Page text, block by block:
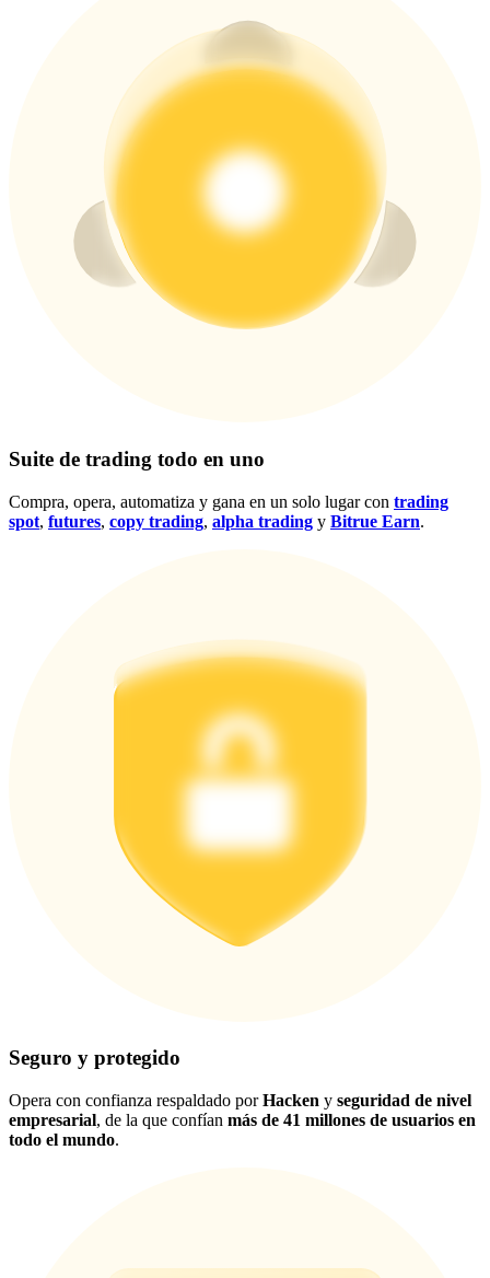
Más eventos
Gana premios y recompensas exclusivas
Centro de recompensas
Suite de trading todo en uno
Compra, opera, automatiza y gana en un solo lugar con trading
spot, futures, copy trading, alpha trading y Bitrue Earn.
Seguro y protegido
Opera con confianza respaldado porHacken y seguridad de nivel
empresarial, de la que confían más de 41 millones de usuarios en
todo el mundo.